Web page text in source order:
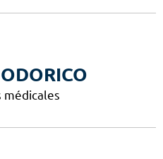
médicales